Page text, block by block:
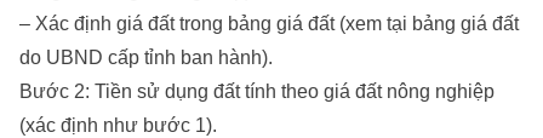
– Xác định giá đất trong bảng giá đất (xem tại bảng giá đất
do UBND cấp tỉnh ban hành).
Bước 2: Tiền sử dụng đất tính theo giá đất nông nghiệp
(xác định như bước 1).